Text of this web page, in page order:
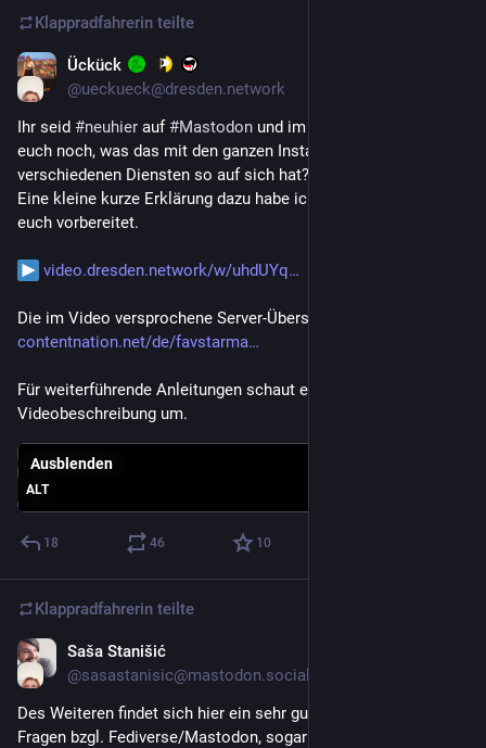
Klappradfahrerin teilte
Ückück
@ueckueck@dresden.network
Ihr seid #neuhier auf #Mastodon und im
euch noch, was das mit den ganzen Instanzen und Servern und
verschiedenen Diensten so auf sich hat?
Eine kleine kurze Erklärung dazu habe ich in diesem Video für
euch vorbereitet.
video.dresden.network/w/uhdUYq
Die im Video versprochene Server-Übersicht findet ihr hier:
contentnation.net/de/favstarma
Für weiterführende Anleitungen schaut euch gerne in der
Videobeschreibung um.
ALT
Ausblenden
18 46 10
Klappradfahrerin teilte
Saša Stanišić
@sasastanisic@mastodon.social
Des Weiteren findet sich hier ein sehr guter Text zu all den
Fragen bzgl. Fediverse/Mastodon, sogar zu solchen, die man